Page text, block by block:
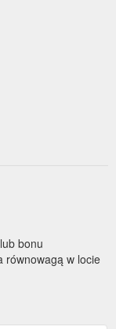
bonu
równowagą w locie